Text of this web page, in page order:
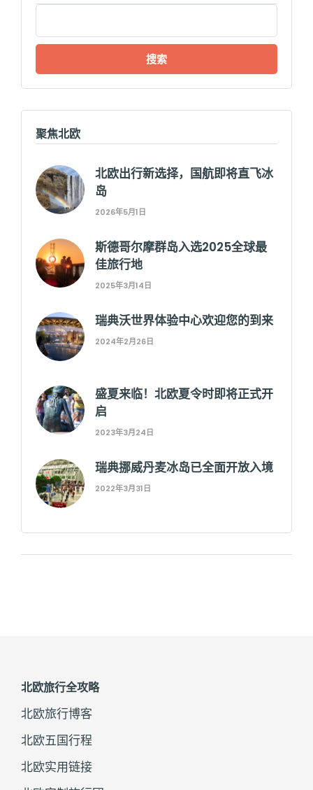
搜
聚焦北欧
北欧出行新选择，国航即将直飞冰
岛
2026年5月1日
斯德哥尔摩群岛入选2025全球最
佳旅行地
2025年3月14日
瑞典沃世界体验中心欢迎您的到来
2024年2月26日
盛夏来临！北欧夏令时即将正式开
启
2023年3月24日
瑞典挪威丹麦冰岛已全面开放入境
2022年3月31日
北欧旅行全攻略
北欧旅行博客
北欧五国行程
北欧实用链接